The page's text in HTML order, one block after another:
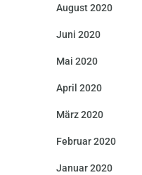
August 2020
Juni 2020
Mai 2020
April 2020
März 2020
Februar 2020
Januar 2020